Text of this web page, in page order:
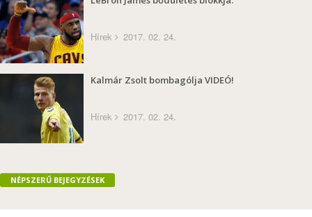
Hírek 2017. 02. 24.
Kalmár Zsolt bombagólja VIDEÓ!
Hírek 2017. 02. 24.
NÉPSZERŰ BEJEGYZÉSEK